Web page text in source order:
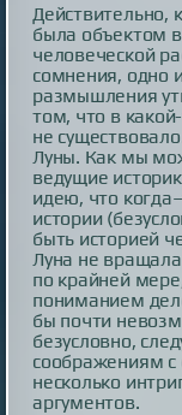
Действительно,
была объектом
человеческой
сомнения, одно
размышления
том, что в
не
Луны. Как мы
ведущие
идею, что
истории
быть историей
Луна не
по крайней
пониманием
бы почти
безусловно,
соображениям
несколько
аргументов.